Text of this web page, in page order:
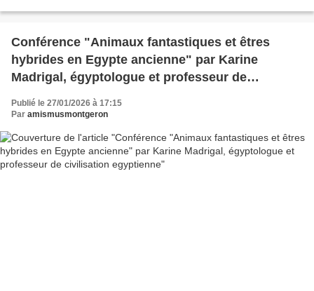
Conférence "Animaux fantastiques et êtres
hybrides en Egypte ancienne" par Karine
Madrigal, égyptologue et professeur de
Publié le 27/01/2026 à 17:15
Par amismusmontgeron